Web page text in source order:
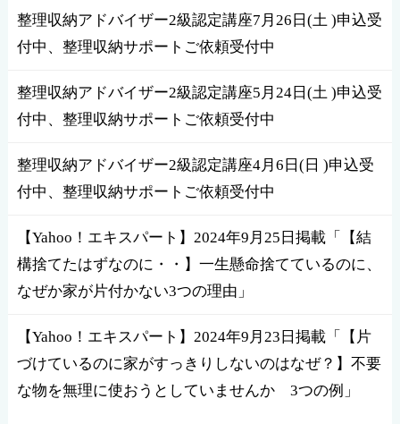
整理収納アドバイザー2級認定講座7月26日(土 )申込受
付中、整理収納サポートご依頼受付中
整理収納アドバイザー2級認定講座5月24日(土 )申込受
付中、整理収納サポートご依頼受付中
整理収納アドバイザー2級認定講座4月6日(日 )申込受
付中、整理収納サポートご依頼受付中
【Yahoo！エキスパート】2024年9月25日掲載「【結
構捨てたはずなのに・・】一生懸命捨てているのに、
なぜか家が片付かない3つの理由」
【Yahoo！エキスパート】2024年9月23日掲載「【片
づけているのに家がすっきりしないのはなぜ？】不要
な物を無理に使おうとしていませんか 3つの例」